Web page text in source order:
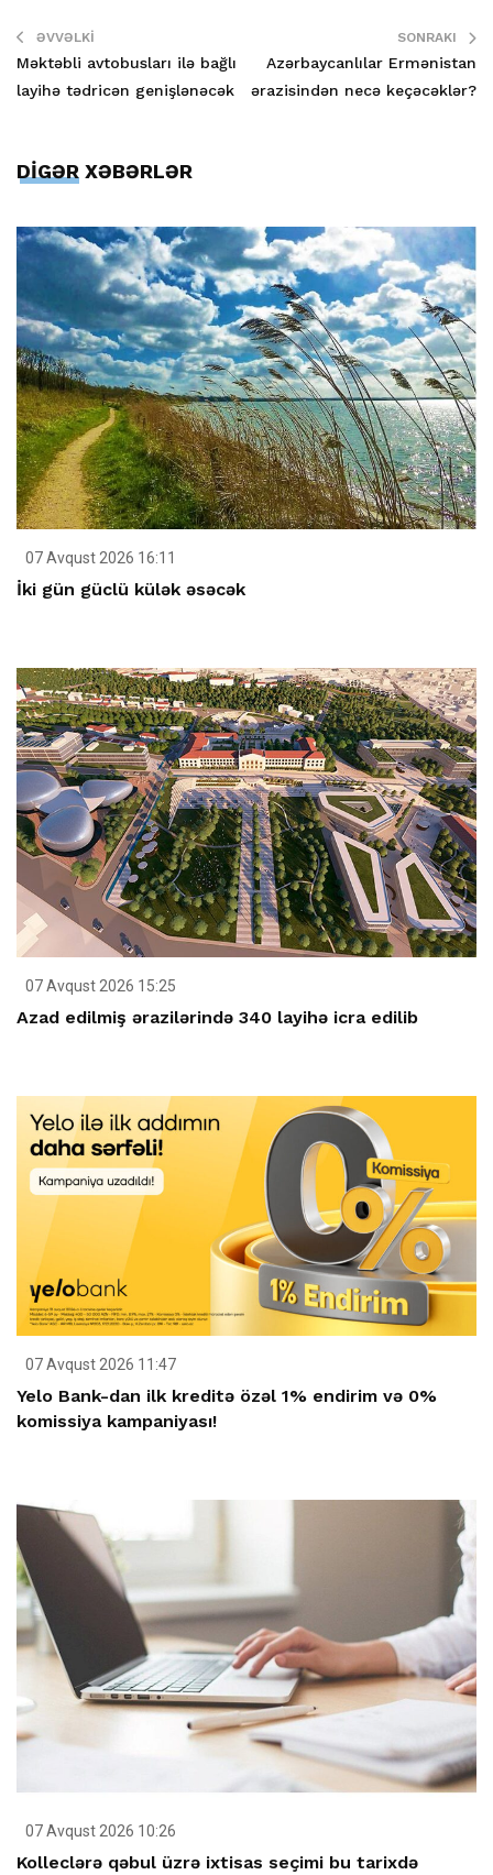
ƏVVƏLKI
Məktəbli avtobusları ilə bağlı
layihə tədricən genişlənəcək
SONRAKI
Azərbaycanlılar Ermənistan
ərazisindən necə keçəcəklər?
DİGƏR XƏBƏRLƏR
07 Avqust 2026 16:11
İki gün güclü külək əsəcək
07 Avqust 2026 15:25
Azad edilmiş ərazilərində 340 layihə icra edilib
07 Avqust 2026 11:47
Yelo Bank-dan ilk kreditə özəl 1% endirim və 0%
komissiya kampaniyası!
07 Avqust 2026 10:26
Kolleclərə qəbul üzrə ixtisas seçimi bu tarixdə